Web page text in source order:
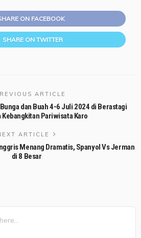
ON FACEBOOK
SHARE ON TWITTER
ARTICLE
dan Buah 4-6 Juli 2024 di Berastagi
Pariwisata Karo
ARTICLE
Menang Dramatis, Spanyol Vs Jerman
di 8 Besar